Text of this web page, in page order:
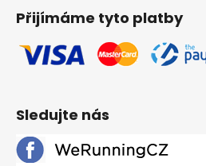
Přijímáme tyto platby
Sledujte nás